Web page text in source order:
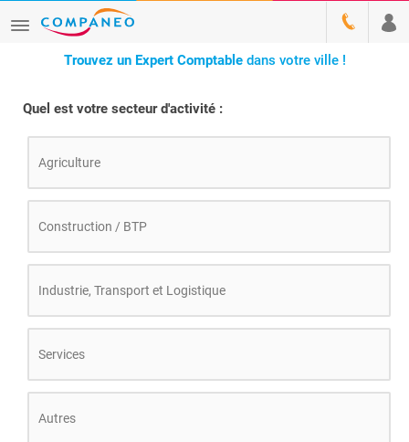
Trouvez un Expert Comptable dans votre ville!
Quel est votre secteur d'activité :
Agriculture
Construction / BTP
Industrie, Transport et Logistique
Services
Autres